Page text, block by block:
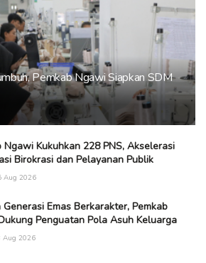
Pemkab Ngawi Siapkan SDM
Ngawi Kukuhkan 228 PNS, Akselerasi
Birokrasi dan Pelayanan Publik
Aug 2026
Generasi Emas Berkarakter, Pemkab
Penguatan Pola Asuh Keluarga
Aug 2026